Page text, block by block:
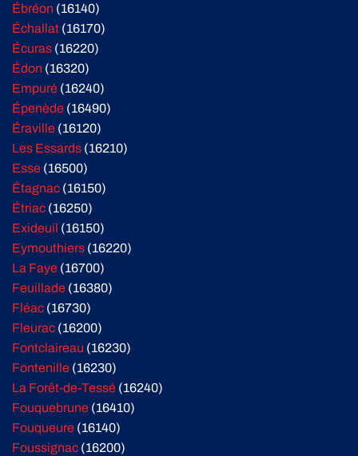
Ébréon (16140)
Échallat (16170)
Écuras (16220)
Édon (16320)
Empuré (16240)
Épenède (16490)
Éraville (16120)
Les Essards (16210)
Esse (16500)
Étagnac (16150)
Étriac (16250)
Exideuil (16150)
Eymouthiers (16220)
La Faye (16700)
Feuillade (16380)
Fléac (16730)
Fleurac (16200)
Fontclaireau (16230)
Fontenille (16230)
La Forêt-de-Tessé (16240)
Fouquebrune (16410)
Fouqueure (16140)
Foussignac (16200)